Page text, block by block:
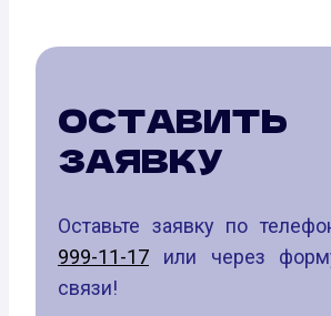
ОСТАВИТЬ
ЗАЯВКУ
Оставьте заявку по
999-11-17 или через
связи!